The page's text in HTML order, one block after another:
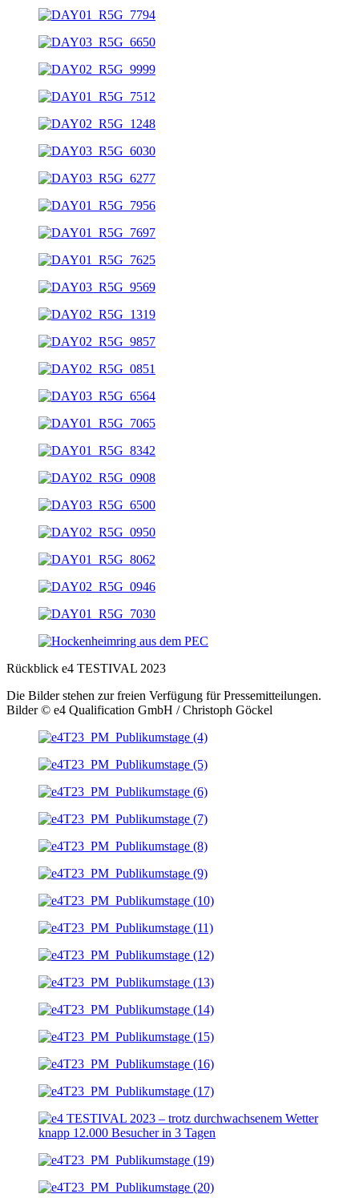
Rückblick e4 TESTIVAL 2023
Die Bilder stehen zur freien Verfügung für Pressemitteilungen.
Bilder © e4 Qualification GmbH / Christoph Göckel